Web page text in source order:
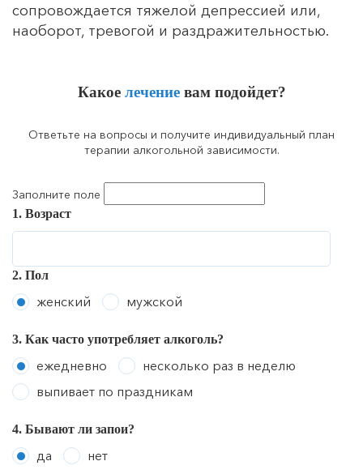
сопровождается тяжелой депрессией или,
наоборот, тревогой и раздражительностью.
Какое лечение вам подойдет?
Ответьте на вопросы и получите индивидуальный план
терапии алкогольной зависимости.
Заполните поле
1. Возраст
2. Пол
женский мужской
3. Как часто употребляет алкоголь?
ежедневно
несколько раз в неделю
выпивает по праздникам
4. Бывают ли запои?
да нет